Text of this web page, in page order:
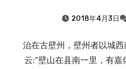
2018年4月3日
治在古壁州，壁州者以城西
云:“壁山在县南一里，有